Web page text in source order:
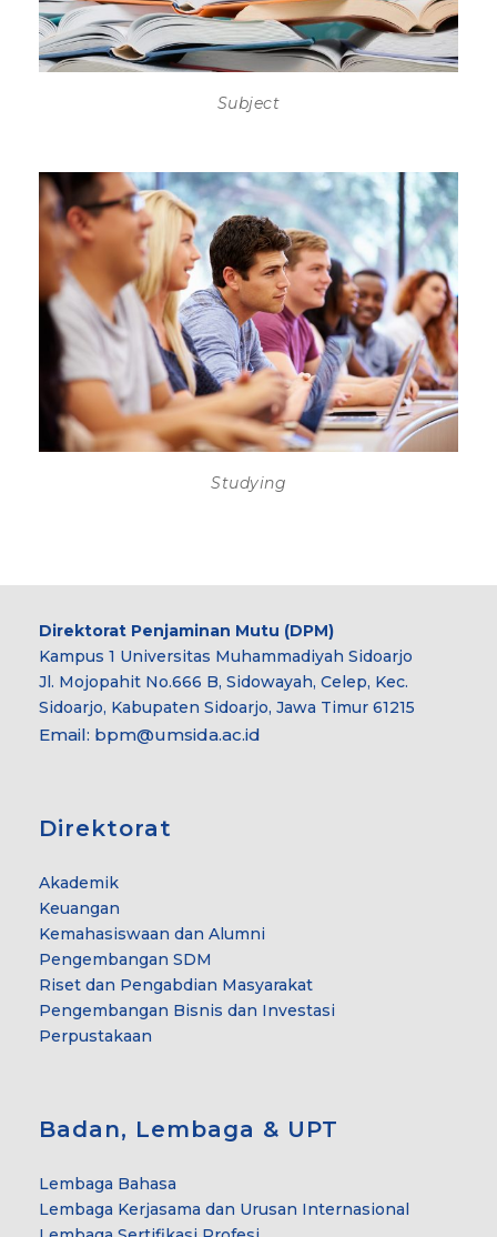
Subject
Studying
Direktorat Penjaminan Mutu (DPM)
Kampus 1 Universitas Muhammadiyah Sidoarjo
Jl. Mojopahit No.666 B, Sidowayah, Celep, Kec.
Sidoarjo, Kabupaten Sidoarjo, Jawa Timur 61215
Email: bpm@umsida.ac.id
Direktorat
Akademik
Keuangan
Kemahasiswaan dan Alumni
Pengembangan SDM
Riset dan Pengabdian Masyarakat
Pengembangan Bisnis dan Investasi
Perpustakaan
Badan, Lembaga & UPT
Lembaga Bahasa
Lembaga Kerjasama dan Urusan Internasional